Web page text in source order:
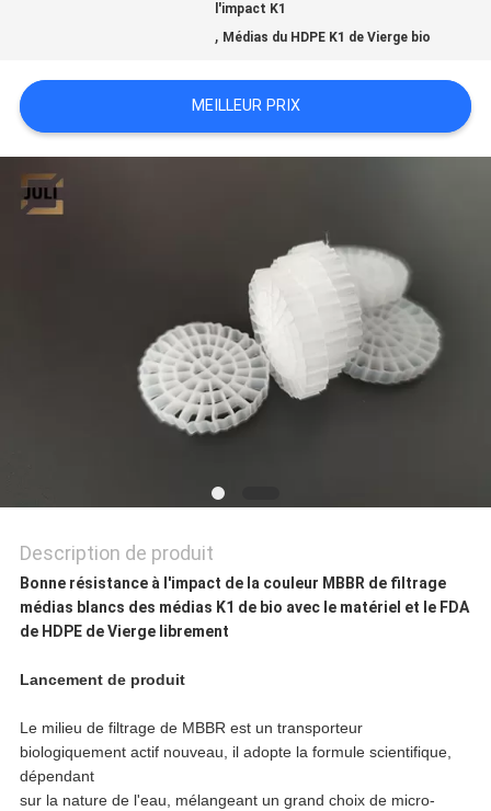
CONTACTER
DEMANDEZ
DE
CONFIDENTIALITÉ
l'impact K1
, Médias du HDPE K1 de Vierge bio
MEILLEUR PRIX
Description de produit
Bonne résistance à l'impact de la couleur MBBR de filtrage
médias blancs des médias K1 de bio avec le matériel et le FDA
de HDPE de Vierge librement
Lancement de produit
Le milieu de filtrage de MBBR est un transporteur
biologiquement actif nouveau, il adopte la formule scientifique,
dépendant
sur la nature de l'eau, mélangeant un grand choix de micro-